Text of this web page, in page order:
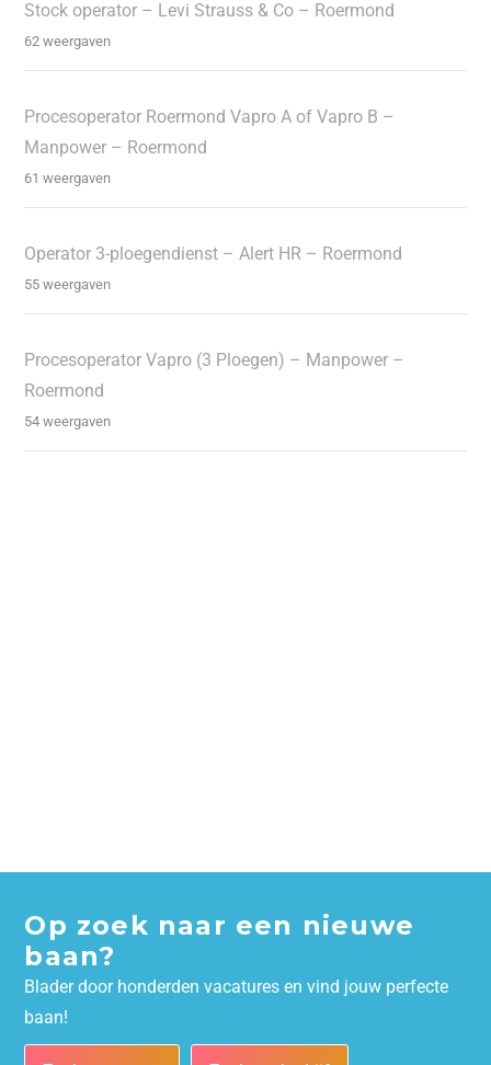
Stock operator – Levi Strauss & Co – Roermond
62 weergaven
Procesoperator Roermond Vapro A of Vapro B –
Manpower – Roermond
61 weergaven
Operator 3-ploegendienst – Alert HR – Roermond
55 weergaven
Procesoperator Vapro (3 Ploegen) – Manpower –
Roermond
54 weergaven
Op zoek naar een nieuwe
baan?
Blader door honderden vacatures en vind jouw perfecte
baan!